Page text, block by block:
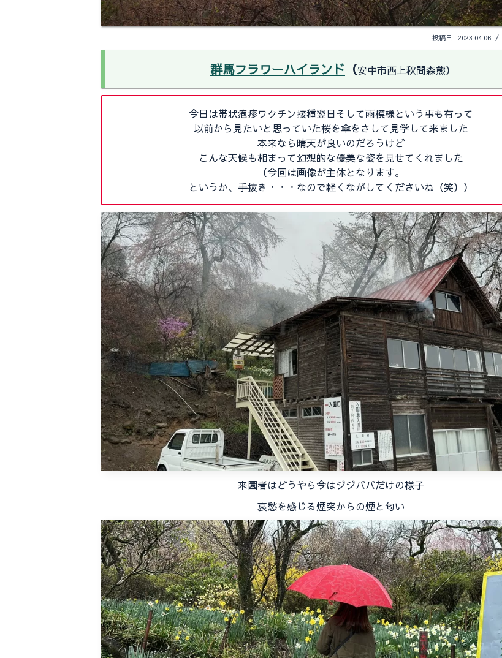
2023.04.06
群馬フラワーハイランド （安中市西上秋間森熊）
今日は帯状疱疹ワクチン接種翌日そして雨模様という事も有って
以前から見たいと思っていた桜を傘をさして見学して来ました
本来なら晴天が良いのだろうけど
こんな天候も相まって幻想的な優美な姿を見せてくれました
（今回は画像が主体となります。
というか、手抜き・・・なので軽くながしてくださいね（笑））
来園者はどうやら今はジジババだけの様子
哀愁を感じる煙突からの煙と匂い